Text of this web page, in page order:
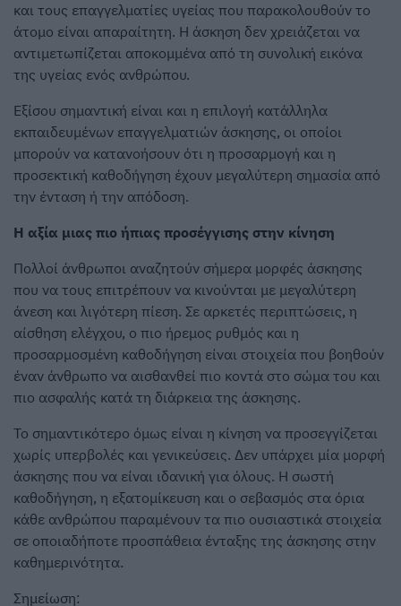
και τους επαγγελματίες υγείας που παρακολουθούν το
άτομο είναι απαραίτητη. Η άσκηση δεν χρειάζεται να
αντιμετωπίζεται αποκομμένα από τη συνολική εικόνα
της υγείας ενός ανθρώπου.
Εξίσου σημαντική είναι και η επιλογή κατάλληλα
εκπαιδευμένων επαγγελματιών άσκησης, οι οποίοι
μπορούν να κατανοήσουν ότι η προσαρμογή και η
προσεκτική καθοδήγηση έχουν μεγαλύτερη σημασία από
την ένταση ή την απόδοση.
Η αξία μιας πιο ήπιας προσέγγισης στην κίνηση
Πολλοί άνθρωποι αναζητούν σήμερα μορφές άσκησης
που να τους επιτρέπουν να κινούνται με μεγαλύτερη
άνεση και λιγότερη πίεση. Σε αρκετές περιπτώσεις, η
αίσθηση ελέγχου, ο πιο ήρεμος ρυθμός και η
προσαρμοσμένη καθοδήγηση είναι στοιχεία που βοηθούν
έναν άνθρωπο να αισθανθεί πιο κοντά στο σώμα του και
πιο ασφαλής κατά τη διάρκεια της άσκησης.
Το σημαντικότερο όμως είναι η κίνηση να προσεγγίζεται
χωρίς υπερβολές και γενικεύσεις. Δεν υπάρχει μία μορφή
άσκησης που να είναι ιδανική για όλους. Η σωστή
καθοδήγηση, η εξατομίκευση και ο σεβασμός στα όρια
κάθε ανθρώπου παραμένουν τα πιο ουσιαστικά στοιχεία
σε οποιαδήποτε προσπάθεια ένταξης της άσκησης στην
καθημερινότητα.
Σημείωση: